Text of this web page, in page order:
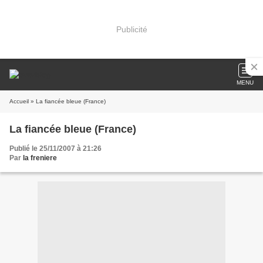
Publicité
MENU
Accueil » La fiancée bleue (France)
La fiancée bleue (France)
Publié le 25/11/2007 à 21:26
Par la freniere